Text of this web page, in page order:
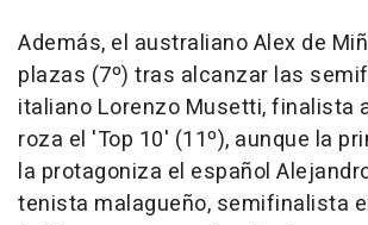
Además, el australiano Alex de
plazas (7º) tras alcanzar las
italiano Lorenzo Musetti, finalista
roza el 'Top 10' (11º), aunque la
la protagoniza el español
tenista malagueño, semifinalista